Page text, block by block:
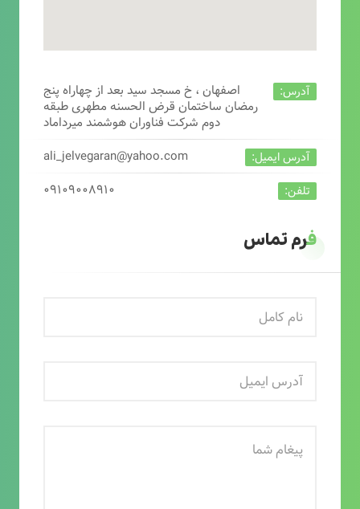
آدرس:
اصفهان ، خ مسجد سید بعد از چهاراه پنج
رمضان ساختمان قرض الحسنه مطهری طبقه
دوم شرکت فناوران هوشمند میرداماد
آدرس ایمیل: ali_jelvegaran@yahoo.com
تلفن: ۰۹۱۰۹۰۰۸۹۱۰
فرم تماس